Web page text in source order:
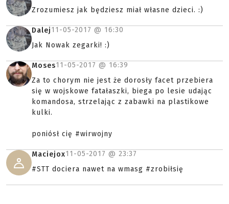
Zrozumiesz jak będziesz miał własne dzieci. :)
Dalej11-05-2017 @ 16:30
Jak Nowak zegarki! :)
Moses11-05-2017 @ 16:39
Za to chorym nie jest że dorosły facet przebiera
się w wojskowe fatałaszki, biega po lesie udając
komandosa, strzelając z zabawki na plastikowe
kulki.
poniósł cię #wirwojny
Maciejox11-05-2017 @ 23:37
#STT dociera nawet na wmasg #zrobiłsię